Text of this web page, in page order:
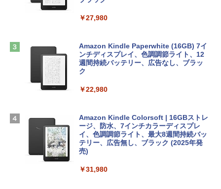
13インチノートブック：AIとApple Intell
igence、13.6インチLiquid Retinaディ
スプレイ、16GBユニファイドメモリ、1
TB SSDストレージ、12MPセンターフレ
D - ミッドナイト
【Amazon.co.jp限定】 HP ノートパソコ
ン 15-fd 15.6インチ 16GBメモリ 512GB
SSD インテル Core 5
￥129,800
インゲームコード】 ロブロックス | オン
ラインコード版
￥3,200
ows11、10/mac対応|PC2台
￥39,582
ト): Java & Bedrock Edition | オンライ
非エンジニア 初心者 素人 でも安心 使い
めのAIコーディング入門シリーズ
￥99
AIイラスト表現辞典: 思い通りの絵を引き
￥480
FM TOWNS ハイパー・カタログ: 本体ハ
ェクトリストと最新エミュレータ紹介
￥27,980
Amazon Kindle Paperwhite (16GB) 7イ
ンチディスプレイ、色調調節ライト、12
週間持続バッテリー、広告なし、ブラッ
ク
￥22,980
Amazon Kindle Colorsoft | 16GBストレ
ージ、防水、7インチカラーディスプレ
イ、色調調節ライト、最大8週間持続バッ
テリー、広告無し、ブラック (2025年発
売)
￥31,980